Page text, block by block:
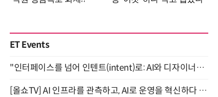
ET Events
"인터페이스를 넘어 인텐트(intent)로: AI와 디자이너가 함께 만드는 공존의 UX" 강남역 (9/2)
[올쇼TV] AI 인프라를 관측하고, AI로 운영을 혁신하다 (8월 11일 생방송)